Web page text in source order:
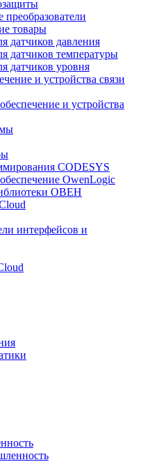
товары
датчиков давления
датчиков температуры
датчиков уровня
и устройства связи
и устройства
CODESYS
OwenLogic
ОВЕН
интерфейсов и